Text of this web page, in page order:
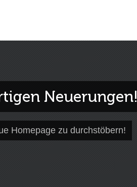
Neuerungen!
Homepage zu durchstöbern!